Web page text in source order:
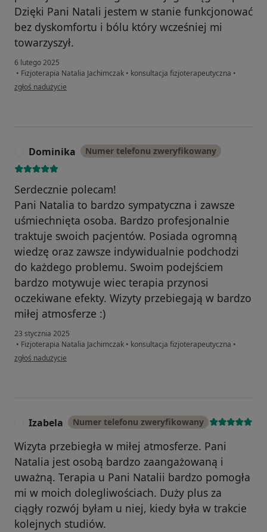
Dzięki Pani Natali jestem w stanie funkcjonować
bez dyskomfortu i bólu który wcześniej mi
towarzyszył.
6 lutego 2025
• Fizjoterapia Natalia Jachimczak • konsultacja fizjoterapeutyczna •
w opinii użytkownika karolina
zgłoś nadużycie
Dominika Numer telefonu zweryfikowany
Serdecznie polecam!
Pani Natalia to bardzo sympatyczna i zawsze
uśmiechnięta osoba. Bardzo profesjonalnie
traktuje swoich pacjentów. Posiada ogromną
wiedzę oraz zawsze indywidualnie podchodzi
do każdego problemu. Swoim podejściem
bardzo motywuje wiec terapia przynosi
oczekiwane efekty. Wizyty przebiegają w bardzo
miłej atmosferze :)
23 stycznia 2025
• Fizjoterapia Natalia Jachimczak • konsultacja fizjoterapeutyczna •
w opinii użytkownika Dominika
zgłoś nadużycie
Izabela Numer telefonu zweryfikowany
Wizyta przebiegła w miłej atmosferze. Pani
Natalia jest osobą bardzo zaangażowaną i
uważną. Terapia u Pani Natalii bardzo pomogła
mi w moich dolegliwościach. Duży plus za
ciągły rozwój byłam u niej, kiedy była w trakcie
kolejnych studiów.